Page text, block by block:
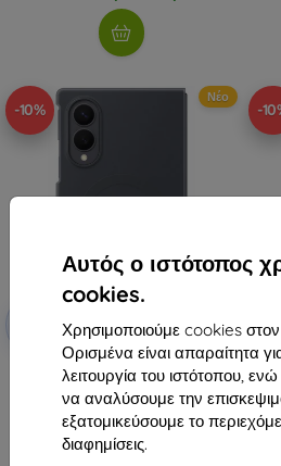
Αυτός ο ιστότοπος
cookies.
Χρησιμοποιούμε cookies στον
Ορισμένα είναι απαραίτητα
λειτουργία του ιστότοπου,
να αναλύσουμε την
εξατομικεύσουμε το
διαφημίσεις.
-10%
Νέο
Έκπτωση
με
κουπόνι
EXTRA10
Μαγνητική θήκη σιλικόνης
Samsung για Galaxy Z Fold8,
μαύρη (EF-EF971CBEGWW)
59,90 €
53,92 €
-
-
Z